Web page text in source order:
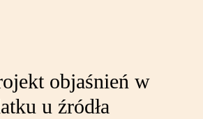
objaśnień w
u źródła